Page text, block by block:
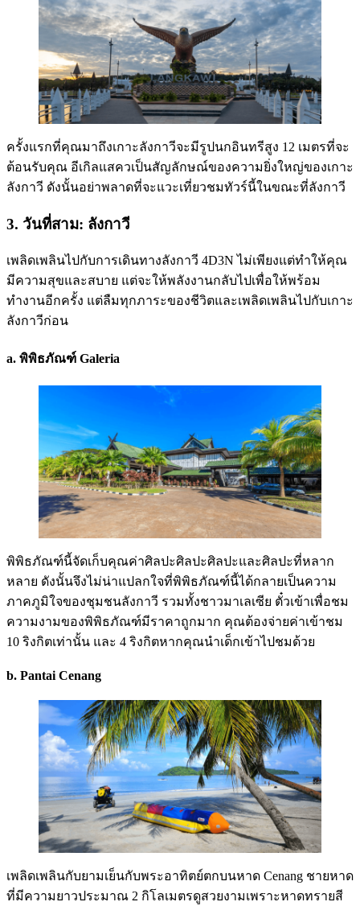
ครั้งแรกที่คุณมาถึงเกาะลังกาวีจะมีรูปนกอินทรีสูง 12 เมตรที่จะ
ต้อนรับคุณ อีเกิลแสควเป็นสัญลักษณ์ของความยิ่งใหญ่ของเกาะ
ลังกาวี ดังนั้นอย่าพลาดที่จะแวะเที่ยวชมทัวร์นี้ในขณะที่ลังกาวี
3. วันที่สาม: ลังกาวี
เพลิดเพลินไปกับการเดินทางลังกาวี 4D3N ไม่เพียงแต่ทำให้คุณ
มีความสุขและสบาย แต่จะให้พลังงานกลับไปเพื่อให้พร้อม
ทำงานอีกครั้ง แต่ลืมทุกภาระของชีวิตและเพลิดเพลินไปกับเกาะ
ลังกาวีก่อน
a. พิพิธภัณฑ์ Galeria
พิพิธภัณฑ์นี้จัดเก็บคุณค่าศิลปะศิลปะศิลปะและศิลปะที่หลาก
หลาย ดังนั้นจึงไม่น่าแปลกใจที่พิพิธภัณฑ์นี้ได้กลายเป็นความ
ภาคภูมิใจของชุมชนลังกาวี รวมทั้งชาวมาเลเซีย ตั๋วเข้าเพื่อชม
ความงามของพิพิธภัณฑ์มีราคาถูกมาก คุณต้องจ่ายค่าเข้าชม
10 ริงกิตเท่านั้น และ 4 ริงกิตหากคุณนำเด็กเข้าไปชมด้วย
b. Pantai Cenang
เพลิดเพลินกับยามเย็นกับพระอาทิตย์ตกบนหาด Cenang ชายหาด
ที่มีความยาวประมาณ 2 กิโลเมตรดูสวยงามเพราะหาดทรายสี